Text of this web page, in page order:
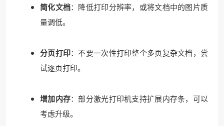
简化文档：降低打印分辨率，或将文档中的图片质
量调低。
分页打印：不要一次性打印整个多页复杂文档，尝
试逐页打印。
增加内存：部分激光打印机支持扩展内存条，可以
考虑升级。